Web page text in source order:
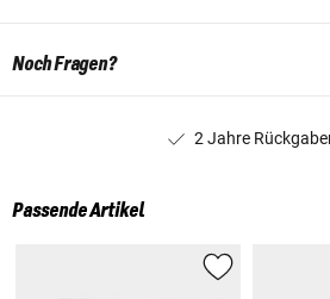
Noch Fragen?
2 Jahre
Passende Artikel